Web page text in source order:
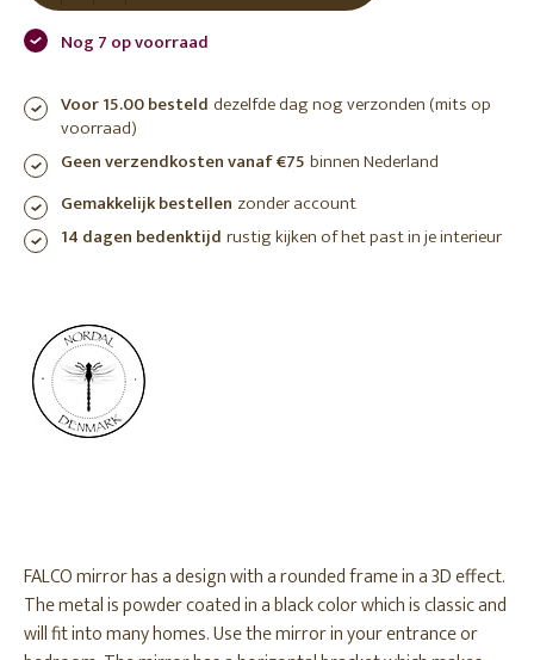
Nog 7 op voorraad
Voor 15.00 besteld dezelfde dag nog verzonden (mits op
voorraad)
Geen verzendkosten vanaf €75 binnen Nederland
Gemakkelijk bestellen zonder account
14 dagen bedenktijd rustig kijken of het past in je interieur
FALCO mirror has a design with a rounded frame in a 3D effect.
The metal is powder coated in a black color which is classic and
will fit into many homes. Use the mirror in your entrance or